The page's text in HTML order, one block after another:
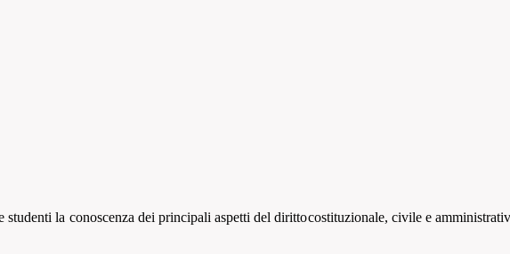
studenti la conoscenza dei principali aspetti del dirittocostituzionale, civile e